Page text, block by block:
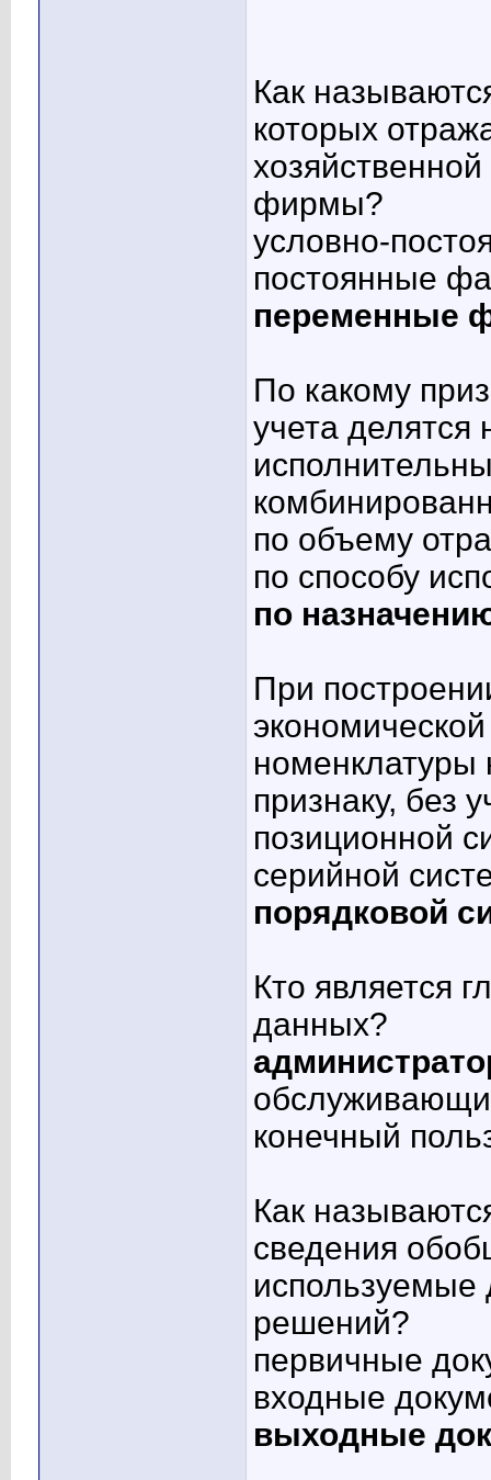
Как
которых
фирмы?
условно-
постоянные
переменные
По какому
учета делятся
по объему
по способу
по
При
признаку, без
позиционной
серийной
порядковой
Кто является
данных?
конечный
Как
сведения
используемые
решений?
первичные
входные
выходные